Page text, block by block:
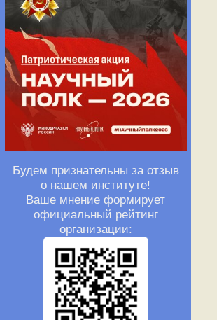
Будем признательны за отзыв
о нашем институте!
Ваше мнение формирует
официальный рейтинг
организации: